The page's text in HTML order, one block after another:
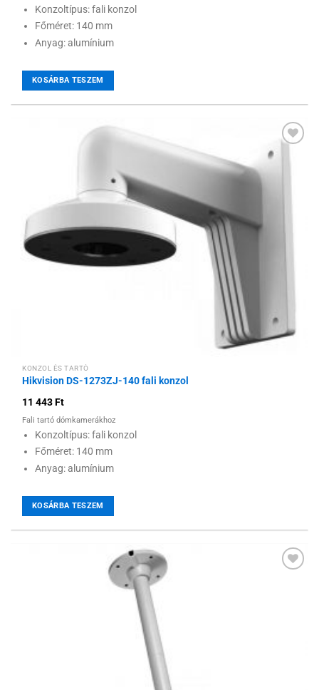
Konzoltípus: fali konzol
Főméret: 140 mm
Anyag: alumínium
KOSÁRBA TESZEM
Hozzáadás a
KONZOL ÉS TARTÓ
Hikvision DS-1273ZJ-140 fali konzol
11 443Ft
Fali tartó dómkamerákhoz
Konzoltípus: fali konzol
Főméret: 140 mm
Anyag: alumínium
KOSÁRBA TESZEM